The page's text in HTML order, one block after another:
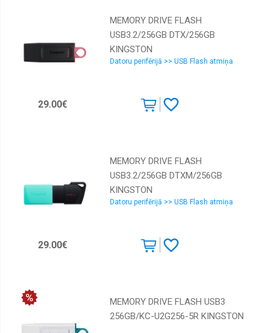
MEMORY DRIVE FLASH
USB3.2/256GB DTX/256GB
KINGSTON
Datoru perifērijā >> USB Flash atmiņa
29.00€
MEMORY DRIVE FLASH
USB3.2/256GB DTXM/256GB
KINGSTON
Datoru perifērijā >> USB Flash atmiņa
29.00€
MEMORY DRIVE FLASH USB3
256GB/KC-U2G256-5R KINGSTON